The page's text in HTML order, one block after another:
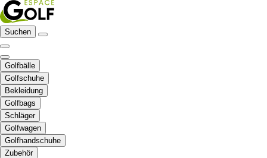
Suchen
Golfbälle
Golfschuhe
Bekleidung
Golfbags
Schläger
Golfwagen
Golfhandschuhe
Zubehör